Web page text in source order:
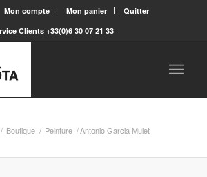
Mon compte Mon panier
Quitter
Clients +33(0)6 30 07 21 33
/ Boutique / Peinture /Antonio Garcia Mulet